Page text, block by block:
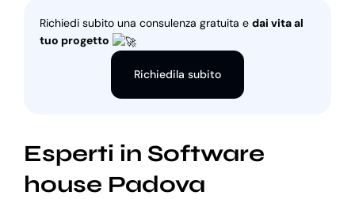
Richiedi subito una consulenza gratuita e dai vita al
tuo progetto
Richiedila subito
Esperti in Software
house Padova